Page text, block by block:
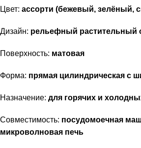
Цвет: ассорти (бежевый, зелёный,
Дизайн: рельефный растительный
Поверхность: матовая
Форма: прямая цилиндрическая с
Назначение: для горячих и
Совместимость: посудомоечная
микроволновая печь